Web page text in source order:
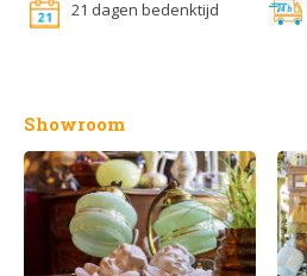
21 dagen bedenktijd
Showroom